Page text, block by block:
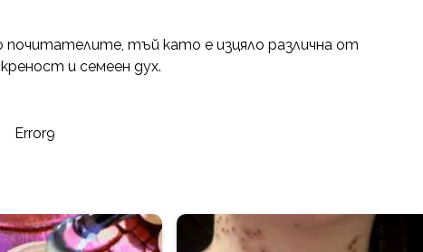
почитателите, тъй като е изцяло различна от
и семеен дух.
Error9